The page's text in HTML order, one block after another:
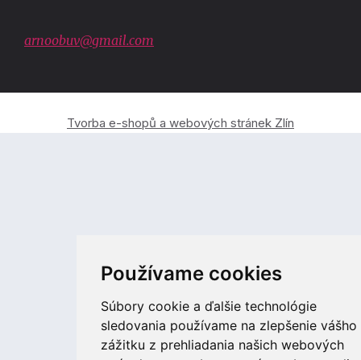
Používame cookies
Súbory cookie a ďalšie technológie
sledovania používame na zlepšenie vášho
zážitku z prehliadania našich webových
arnoobuv@gmail.com
Tvorba e-shopů a webových stránek Zlín